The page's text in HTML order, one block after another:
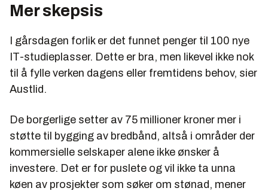
Mer skepsis
I gårsdagen forlik er det funnet penger til 100 nye
IT-studieplasser. Dette er bra, men likevel ikke nok
til å fylle verken dagens eller fremtidens behov, sier
Austlid.
De borgerlige setter av 75 millioner kroner mer i
støtte til bygging av bredbånd, altså i områder der
kommersielle selskaper alene ikke ønsker å
investere. Det er for puslete og vil ikke ta unna
køen av prosjekter som søker om stønad, mener